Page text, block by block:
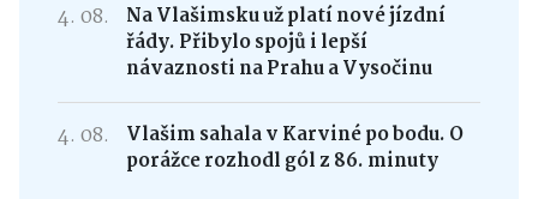
4. 08.
Na Vlašimsku už platí nové jízdní
řády. Přibylo spojů i lepší
návaznosti na Prahu a Vysočinu
4. 08.
Vlašim sahala v Karviné po bodu. O
porážce rozhodl gól z 86. minuty